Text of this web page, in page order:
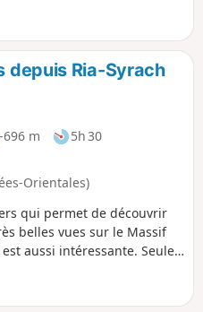
Autres solutions : voir
depuis Ria-Syrach
-696 m
5h 30
Orientales)
qui permet de découvrir
belles vues sur le Massif
aussi intéressante. Seule
parfois. Il est nécessaire de
et/ou savoir suivre la trace